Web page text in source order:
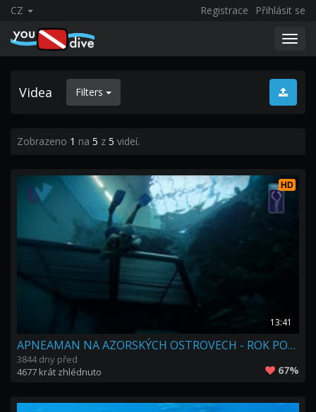
CZ Registrace Přihlásit se
Videa Filters
Zobrazeno 1 na 5 z 5 videí.
HD
13:41
APNEAMAN NA AZORSKÝCH OSTROVECH - ROK POTÉ
3844 dny před
4677 krát zhlédnuto
67%